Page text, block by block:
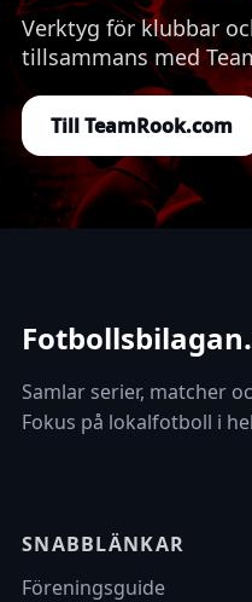
Verktyg för klubbar
tillsammans med
Till TeamRook.com
Samlar serier, matcher
Fokus på lokalfotboll i
SNABBLÄNKAR
Föreningsguide